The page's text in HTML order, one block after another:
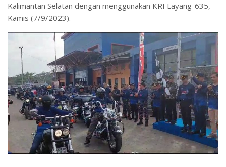
Kalimantan Selatan dengan menggunakan KRI Layang-635,
Kamis (7/9/2023).